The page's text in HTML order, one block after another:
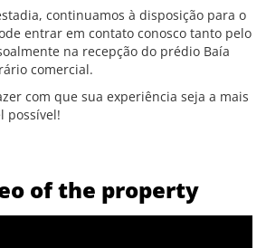
continuamos à disposição para o
entrar em contato conosco tanto pelo
na recepção do prédio Baía
comercial.
com que sua experiência seja a mais
possível!
of the property